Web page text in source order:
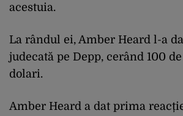
acestuia.
La rândul ei, Amber Heard l-a
judecată pe Depp, cerând 100
dolari.
Amber Heard a dat prima